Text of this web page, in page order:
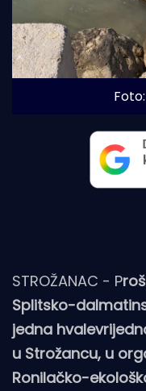
STROŽANAC - P
Splitsko-
jedna
u Strožancu, u
Ronilačko-